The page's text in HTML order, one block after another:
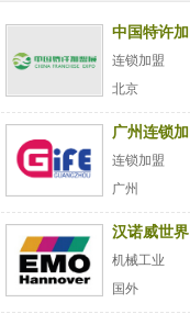
中国特许加
盟展
连锁加盟
北京
广州连锁加
盟展
连锁加盟
广州
汉诺威世界
金属加工博
览会
机械工业
国外